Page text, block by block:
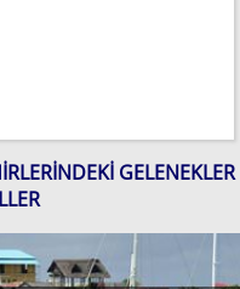
GELENEKLER